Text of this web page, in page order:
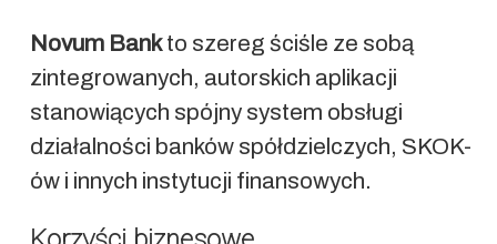
Novum Bankto szereg ściśle ze sobą
zintegrowanych, autorskich aplikacji
stanowiących spójny system obsługi
działalności banków spółdzielczych, SKOK-
ów i innych instytucji finansowych.